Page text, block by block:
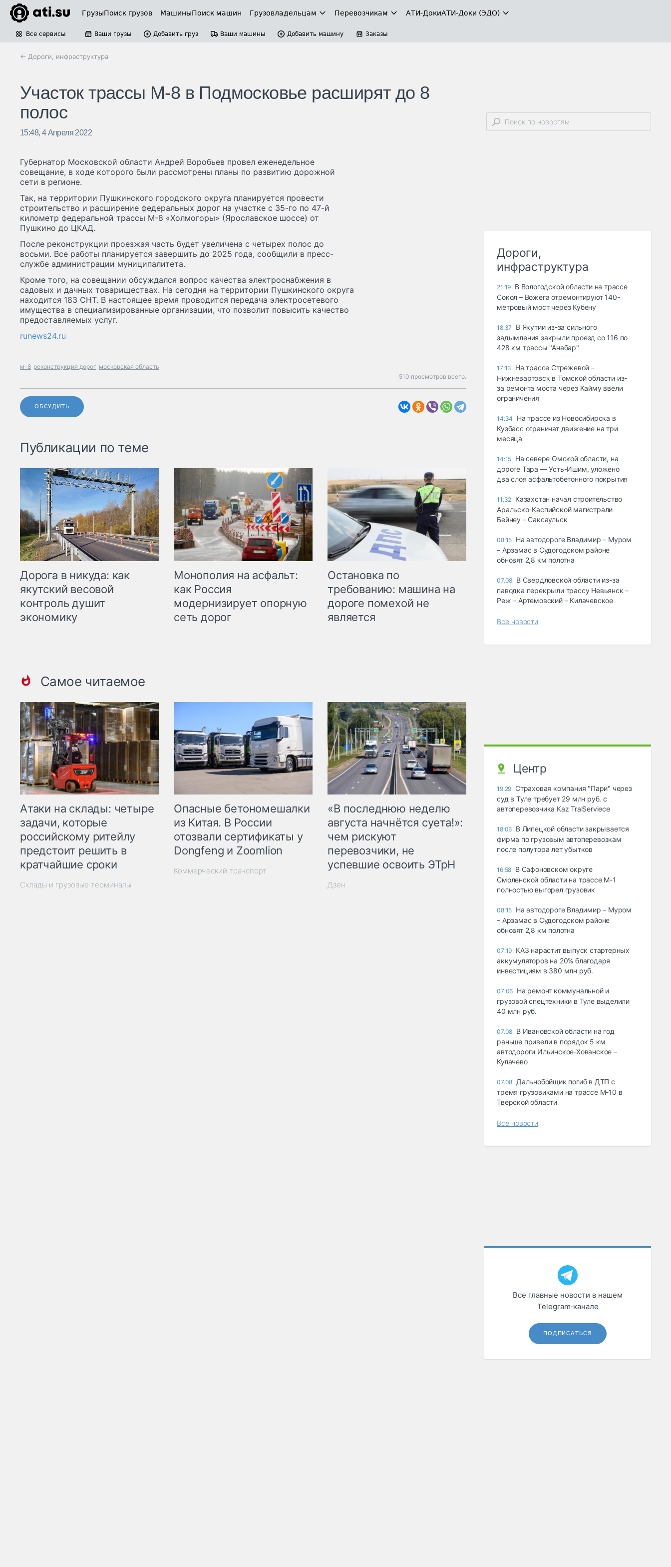
ГрузыПоиск грузов МашиныПоиск машин Грузовладельцам Перевозчикам АТИ-ДокиАТИ-Доки (ЭДО)
Все сервисы Ваши грузы Добавить груз Ваши машины Добавить машину Заказы
← Дороги, инфраструктура
Участок трассы М-8 в Подмосковье расширят до 8
полос
15:48, 4 Апреля 2022
Губернатор Московской области Андрей Воробьев провел еженедельное
совещание, в ходе которого были рассмотрены планы по развитию дорожной
сети в регионе.
Так, на территории Пушкинского городского округа планируется провести
строительство и расширение федеральных дорог на участке с 35-го по 47-й
километр федеральной трассы М-8 «Холмогоры» (Ярославское шоссе) от
Пушкино до ЦКАД.
После реконструкции проезжая часть будет увеличена с четырех полос до
восьми. Все работы планируется завершить до 2025 года, сообщили в пресс-
службе администрации муниципалитета.
Кроме того, на совещании обсуждался вопрос качества электроснабжения в
садовых и дачных товариществах. На сегодня на территории Пушкинского округа
находится 183 СНТ. В настоящее время проводится передача электросетевого
имущества в специализированные организации, что позволит повысить качество
предоставляемых услуг.
runews24.ru
м-8 реконструкция дорог московская область
510 просмотров всего.
ОБСУДИТЬ
Публикации по теме
Дорога в никуда: как
якутский весовой
контроль душит
экономику
Монополия на асфальт:
как Россия
модернизирует опорную
сеть дорог
Остановка по
требованию: машина на
дороге помехой не
является
Самое читаемое
Атаки на склады: четыре
задачи, которые
российскому ритейлу
предстоит решить в
кратчайшие сроки
Склады и грузовые терминалы
Опасные бетономешалки
из Китая. В России
отозвали сертификаты у
Dongfeng и Zoomlion
Коммерческий транспорт
«В последнюю неделю
августа начнётся суета!»:
чем рискуют
перевозчики, не
успевшие освоить ЭТрН
Дзен
Дороги,
инфраструктура
21:19 В Вологодской области на трассе
Сокол – Вожега отремонтируют 140-
метровый мост через Кубену
18:37
В Якутии из-за сильного
задымления закрыли проезд со 116 по
428 км трассы "Анабар"
17:13
На трассе Стрежевой –
Нижневартовск в Томской области из-
за ремонта моста через Кайму ввели
ограничения
14:34
На трассе из Новосибирска в
Кузбасс ограничат движение на три
месяца
14:15 На севере Омской области, на
дороге Тара — Усть-Ишим, уложено
два слоя асфальтобетонного покрытия
11:32 Казахстан начал строительство
Аральско-Каспийской магистрали
Бейнеу – Саксаульск
08:15 На автодороге Владимир – Муром
– Арзамас в Судогодском районе
обновят 2,8 км полотна
07.08 В Свердловской области из-за
паводка перекрыли трассу Невьянск –
Реж – Артемовский – Килачевское
Все новости
Центр
19:29 Страховая компания "Пари" через
суд в Туле требует 29 млн руб. с
автоперевозчика Kaz TralServiece
18:06 В Липецкой области закрывается
фирма по грузовым автоперевозкам
после полутора лет убытков
16:58 В Сафоновском округе
Смоленской области на трассе М-1
полностью выгорел грузовик
08:15 На автодороге Владимир – Муром
– Арзамас в Судогодском районе
обновят 2,8 км полотна
07:19 КАЗ нарастит выпуск стартерных
аккумуляторов на 20% благодаря
инвестициям в 380 млн руб.
07:06 На ремонт коммунальной и
грузовой спецтехники в Туле выделили
40 млн руб.
07.08 В Ивановской области на год
раньше привели в порядок 5 км
автодороги Ильинское-Хованское –
Кулачево
07.08 Дальнобойщик погиб в ДТП с
тремя грузовиками на трассе М-10 в
Тверской области
Все новости
Все главные новости в нашем
Telegram‑канале
ПОДПИСАТЬСЯ